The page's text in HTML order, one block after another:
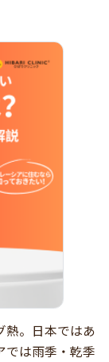
熱。日本ではあ
では雨季・乾季